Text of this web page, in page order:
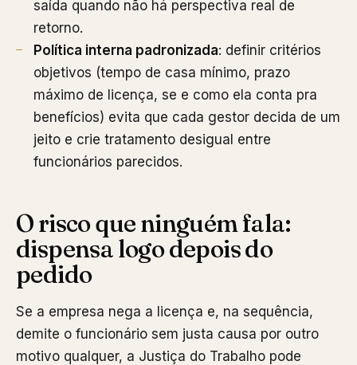
saída quando não há perspectiva real de
retorno.
Política interna padronizada: definir critérios
objetivos (tempo de casa mínimo, prazo
máximo de licença, se e como ela conta pra
benefícios) evita que cada gestor decida de um
jeito e crie tratamento desigual entre
funcionários parecidos.
O risco que ninguém fala:
dispensa logo depois do
pedido
Se a empresa nega a licença e, na sequência,
demite o funcionário sem justa causa por outro
motivo qualquer, a Justiça do Trabalho pode